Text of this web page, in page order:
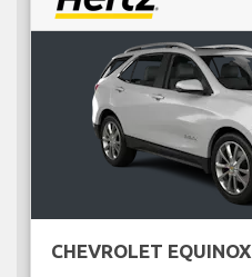
CHEVROLET EQUINOX